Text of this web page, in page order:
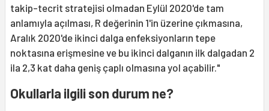
takip-tecrit stratejisi olmadan Eylül 2020'de tam
anlamıyla açılması, R değerinin 1'in üzerine çıkmasına,
Aralık 2020'de ikinci dalga enfeksiyonların tepe
noktasına erişmesine ve bu ikinci dalganın ilk dalgadan 2
ila 2,3 kat daha geniş çaplı olmasına yol açabilir."
Okullarla ilgili son durum ne?